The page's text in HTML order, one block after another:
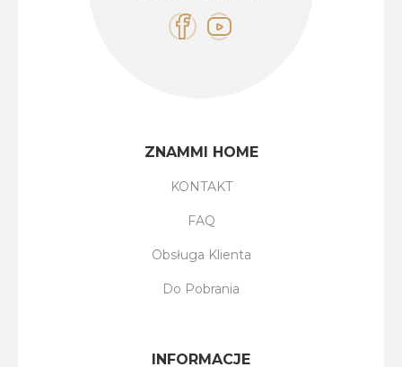
ZNAMMI HOME
KONTAKT
FAQ
Obsługa Klienta
Do Pobrania
INFORMACJE